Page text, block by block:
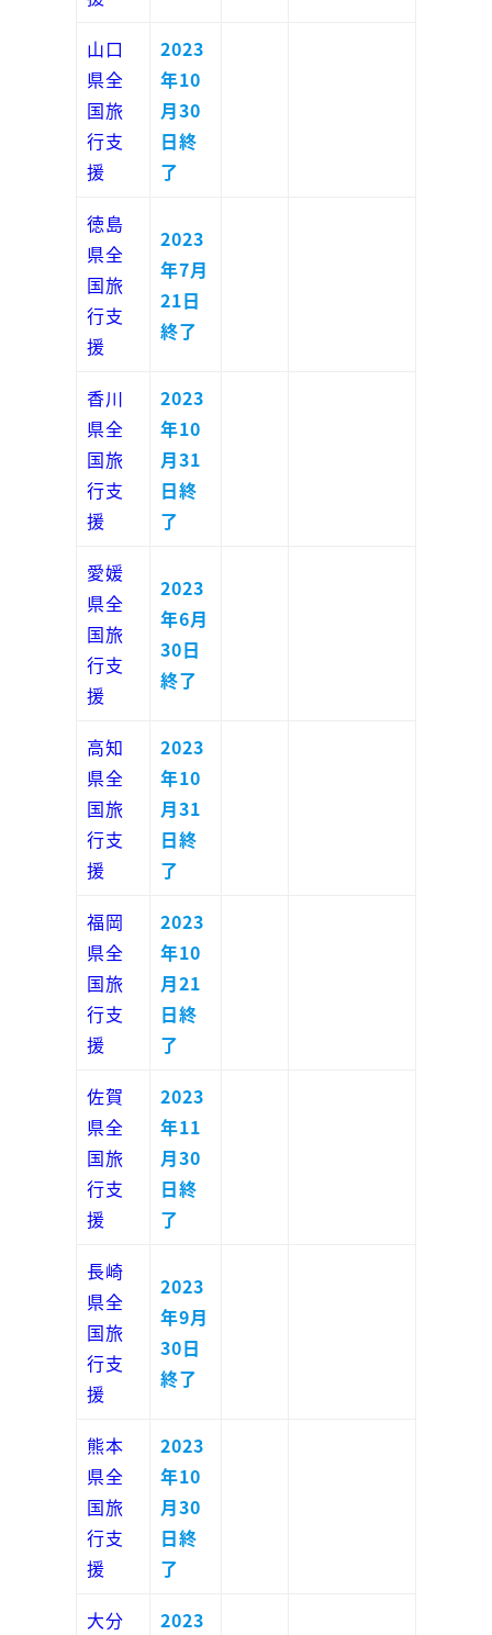
山口
県全
国旅
行支
援
2023
年10
月30
日終
了
徳島
県全
国旅
行支
援
2023
年7月
21日
終了
香川
県全
国旅
行支
援
2023
年10
月31
日終
了
愛媛
県全
国旅
行支
援
2023
年6月
30日
終了
高知
県全
国旅
行支
援
2023
年10
月31
日終
了
福岡
県全
国旅
行支
援
2023
年10
月21
日終
了
佐賀
県全
国旅
行支
援
2023
年11
月30
日終
了
長崎
県全
国旅
行支
援
2023
年9月
30日
終了
熊本
県全
国旅
行支
援
2023
年10
月30
日終
了
大分
2023